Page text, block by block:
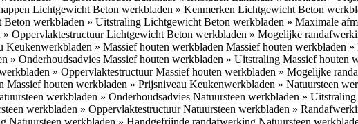
Lichtgewicht Beton werkbladen » Kenmerken Lichtgewicht Beton
werkbladen » Uitstraling Lichtgewicht Beton werkbladen » Maximale
OppervlaktestructuurLichtgewicht Beton werkbladen » Mogelijke
Keukenwerkbladen » Massief houten werkbladen Massief houten werkbladen »
» Onderhoudsadvies Massief houten werkbladen » Uitstraling Massief houten
» OppervlaktestructuurMassief houten werkbladen » Mogelijke
Massief houten werkbladen » Prijsniveau Keukenwerkbladen » Natuursteen
werkbladen » Onderhoudsadvies Natuursteen werkbladen » Uitstraling
werkbladen » OppervlaktestructuurNatuursteen werkbladen »